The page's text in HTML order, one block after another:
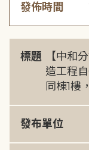
發佈時間
標題
【中和
造工程
同棟1樓
發布單位